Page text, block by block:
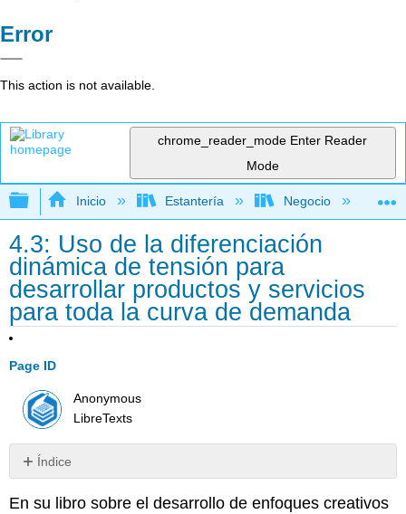
Error
This action is not available.
chrome_reader_mode Enter Reader
Mode
Expandir/contraer jerarquía global
Inicio Estantería Negocio
4.3: Uso de la diferenciación
dinámica de tensión para
desarrollar productos y servicios
para toda la curva de demanda
Page ID
Anonymous
LibreTexts
Índice
Sin
En su libro sobre el desarrollo de enfoques creativos